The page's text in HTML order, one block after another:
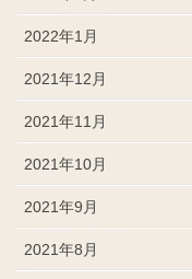
2022年1月
2021年12月
2021年11月
2021年10月
2021年9月
2021年8月